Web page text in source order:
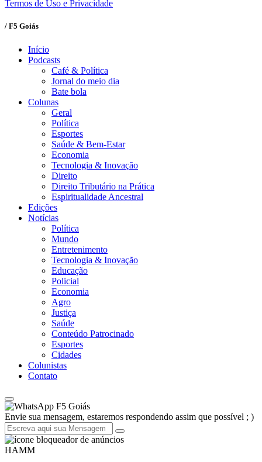
Termos de Uso e Privacidade
/ F5 Goiás
Início
Podcasts
Café & Política
Jornal do meio dia
Bate bola
Colunas
Geral
Política
Esportes
Saúde & Bem-Estar
Economia
Tecnologia & Inovação
Direito
Direito Tributário na Prática
Espiritualidade Ancestral
Edições
Notícias
Política
Mundo
Entretenimento
Tecnologia & Inovação
Educação
Policial
Economia
Agro
Justiça
Saúde
Conteúdo Patrocinado
Esportes
Cidades
Colunistas
Contato
F5 Goiás
Envie sua mensagem, estaremos respondendo assim que possível ; )
HAMM